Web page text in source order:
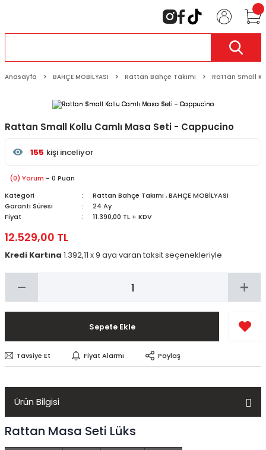
Anasayfa BAHÇE MOBİLYASI Rattan Bahçe Takımı Rattan Small
Rattan Small Kollu Camlı Masa Seti - Cappucino
155 kişi inceliyor
Son 1 hafta içinde
(0) Yorum - 0 Puan
Kategori
Rattan Bahçe Takımı ,BAHÇE MOBİLYASI
Garanti Süresi
24 Ay
Fiyat
11.390,00 TL + KDV
12.529,00 TL
Kredi Kartına 1.392,11 x 9 aya varan taksit seçenekleriyle
Sepete Ekle
Tavsiye Et Fiyat Alarmı Paylaş
Ürün Bilgisi
Rattan Masa Seti Lüks